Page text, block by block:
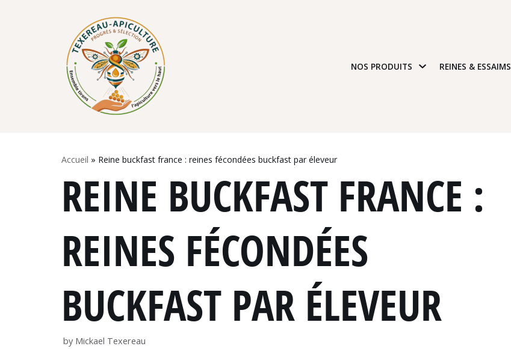
NOS PRODUITS REINES & ESSAIMS
Accueil » Reine buckfast france : reines fécondées buckfast par éleveur
REINE BUCKFAST FRANCE :
REINES FÉCONDÉES
BUCKFAST PAR ÉLEVEUR
by Mickael Texereau